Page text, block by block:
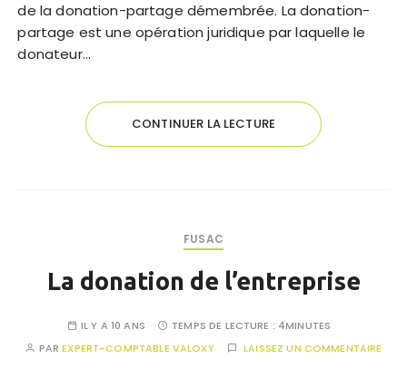
de la donation-partage démembrée. La donation-
partage est une opération juridique par laquelle le
donateur…
CONTINUER LA LECTURE
FUSAC
La donation de l’entreprise
IL Y A 10 ANS TEMPS DE LECTURE : 4MINUTES
PAREXPERT-COMPTABLE VALOXY LAISSEZ UN COMMENTAIRE